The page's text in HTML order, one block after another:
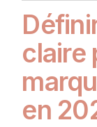
claire
en